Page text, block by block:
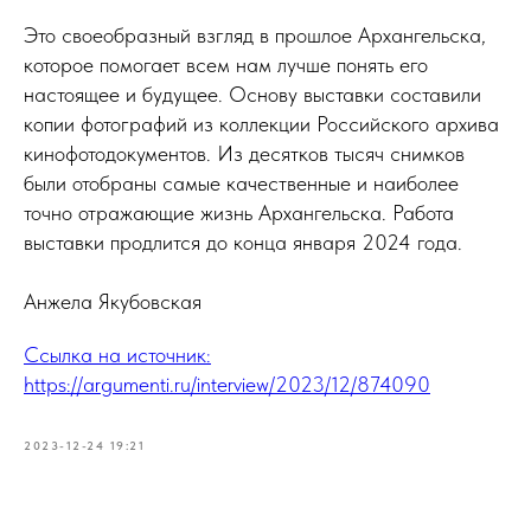
Это своеобразный взгляд в прошлое Архангельска,
которое помогает всем нам лучше понять его
настоящее и будущее. Основу выставки составили
копии фотографий из коллекции Российского архива
кинофотодокументов. Из десятков тысяч снимков
были отобраны самые качественные и наиболее
точно отражающие жизнь Архангельска. Работа
выставки продлится до конца января 2024 года.
Анжела Якубовская
Ссылка на источник:
https://argumenti.ru/interview/2023/12/874090
2023-12-24 19:21